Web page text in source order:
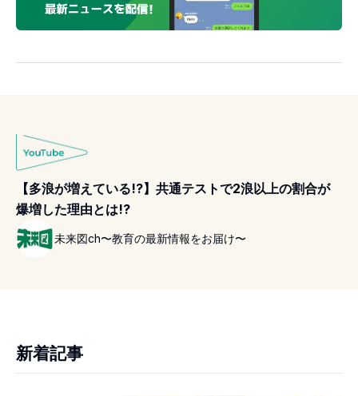
【多浪が増えている!?】共通テストで2浪以上の割合が
爆増した理由とは!?
未来図ch〜教育の最新情報をお届け〜
新着記事